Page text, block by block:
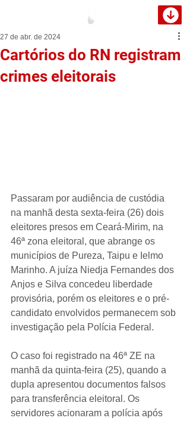
Cartórios do RN registram
crimes eleitorais
27 de abr. de 2024
Passaram por audiência de custódia
na manhã desta sexta-feira (26) dois
eleitores presos em Ceará-Mirim, na
46ª zona eleitoral, que abrange os
municípios de Pureza, Taipu e Ielmo
Marinho. A juíza Niedja Fernandes dos
Anjos e Silva concedeu liberdade
provisória, porém os eleitores e o pré-
candidato envolvidos permanecem sob
investigação pela Polícia Federal.
O caso foi registrado na 46ª ZE na
manhã da quinta-feira (25), quando a
dupla apresentou documentos falsos
para transferência eleitoral. Os
servidores acionaram a polícia após